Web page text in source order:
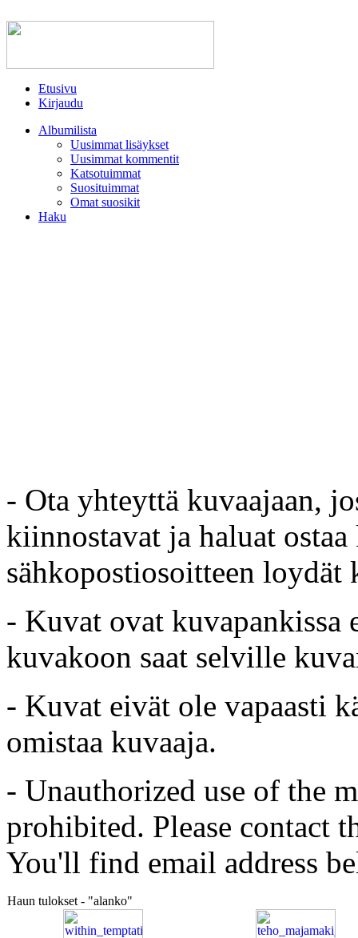
Etusivu
Kirjaudu
Albumilista
Uusimmat lisäykset
Uusimmat kommentit
Katsotuimmat
Suosituimmat
Omat suosikit
Haku
- Ota yhteyttä kuvaajaan,
kiinnostavat ja haluat
sähkopostiosoitteen loydät
- Kuvat ovat kuvapankissa
kuvakoon saat selville
- Kuvat eivät ole vapaasti
omistaa kuvaaja.
- Unauthorized use of the
prohibited. Please contact
You'll find email address
Haun tulokset - "alanko"